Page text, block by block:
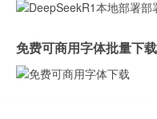
免费可商用字体批量下载